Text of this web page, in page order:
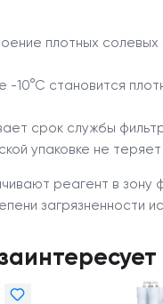
плотных солевых
-10°С становится
срок службы
упаковке не
реагент в
загрязненности